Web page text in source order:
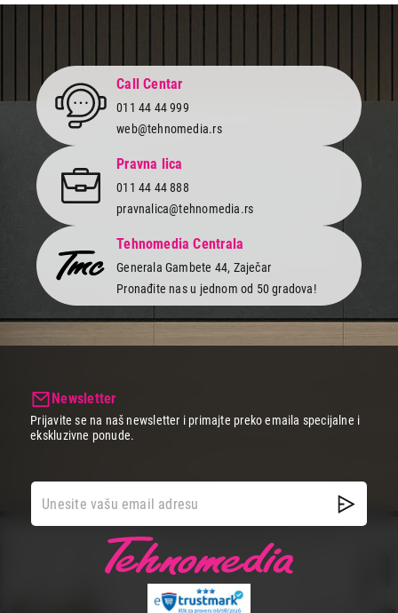
Call Centar
011 44 44 999
web@tehnomedia.rs
Pravna lica
011 44 44 888
pravnalica@tehnomedia.rs
Tehnomedia Centrala
Generala Gambete 44, Zaječar
Pronađite nas u jednom od 50 gradova!
Newsletter
Prijavite se na naš newsletter i primajte preko emaila specijalne i
ekskluzivne ponude.